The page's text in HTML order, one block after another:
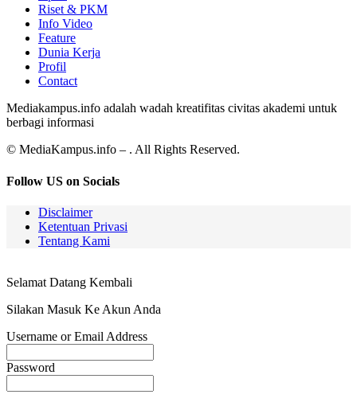
Riset & PKM
Info Video
Feature
Dunia Kerja
Profil
Contact
Mediakampus.info adalah wadah kreatifitas civitas akademi untuk
berbagi informasi
© MediaKampus.info – . All Rights Reserved.
Follow US on Socials
Disclaimer
Ketentuan Privasi
Tentang Kami
Selamat Datang Kembali
Silakan Masuk Ke Akun Anda
Username or Email Address
Password